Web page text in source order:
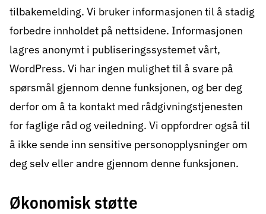
tilbakemelding. Vi bruker informasjonen til å stadig
forbedre innholdet på nettsidene. Informasjonen
lagres anonymt i publiseringssystemet vårt,
WordPress. Vi har ingen mulighet til å svare på
spørsmål gjennom denne funksjonen, og ber deg
derfor om å ta kontakt med rådgivningstjenesten
for faglige råd og veiledning. Vi oppfordrer også til
å ikke sende inn sensitive personopplysninger om
deg selv eller andre gjennom denne funksjonen.
Økonomisk støtte